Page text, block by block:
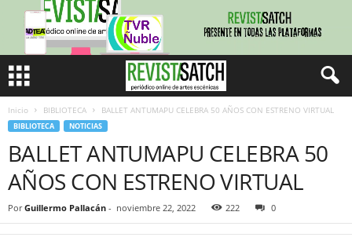
Inicio BIBLIOTECA BALLET ANTUMAPU CELEBRA 50 AÑOS CON ESTRENO VIRTUAL
BIBLIOTECA NOTICIAS
BALLET ANTUMAPU CELEBRA 50
AÑOS CON ESTRENO VIRTUAL
Por Guillermo Pallacán - noviembre 22, 2022 222 0